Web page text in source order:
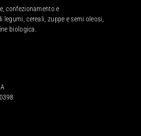
confezionamento e
cereali, zuppe e semi oleosi,
biologica.